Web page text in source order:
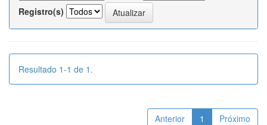
Registro(s)
Resultado 1-1 de 1.
Anterior 1 Próximo